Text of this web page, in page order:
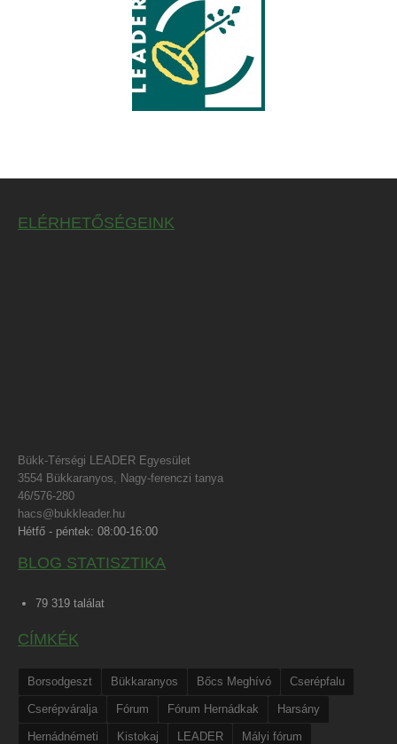
ELÉRHETŐSÉGEINK
Bükk-Térségi LEADER Egyesület
3554 Bükkaranyos, Nagy-ferenczi tanya
46/576-280
hacs@bukkleader.hu
Hétfő - péntek: 08:00-16:00
BLOG STATISZTIKA
79 319 találat
CÍMKÉK
Borsodgeszt Bükkaranyos Bőcs Meghívó Cserépfalu
Cserépváralja Fórum Fórum Hernádkak Harsány
Hernádnémeti Kistokaj LEADER Mályi fórum